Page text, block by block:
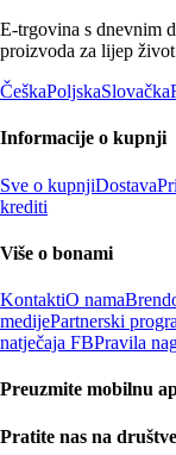
E-trgovina s dnevnim
proizvoda za lijep
ČeškaPoljskaSlovačka
Informacije o kupnji
Sve o kupnjiDostava
krediti
Više o bonami
KontaktiO nama
medijePartnerski
natječaja FBPravila
Preuzmite mobilnu
Pratite nas na